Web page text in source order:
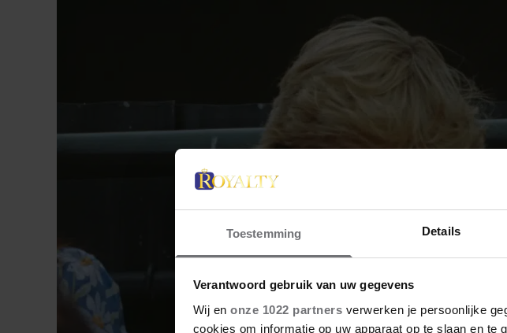
Toestemming Details
Verantwoord gebruik van uw gegevens
Wij en onze 1022 partners verwerken je persoonlijke
cookies om informatie op uw apparaat op te slaan en te